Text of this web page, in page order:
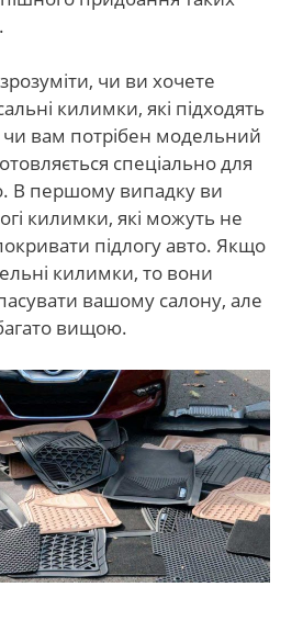
чи ви хочете
килимки, які підходять
чи вам потрібен модельний
спеціально для
В першому випадку ви
килимки, які можуть не
підлогу авто. Якщо
килимки, то вони
вашому салону, але
вищою.